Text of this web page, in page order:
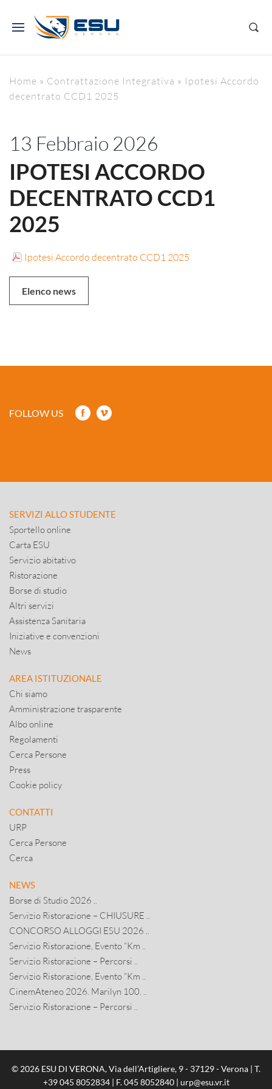
Home » Contrattazione Integrativa » Ipotesi Accordo
decentrato CCD1 2025
13 Febbraio 2026
IPOTESI ACCORDO
DECENTRATO CCD1
2025
Ipotesi Accordo decentrato CCD1 2025
Elenco news
FOLLOW US
SERVIZI ALLO STUDENTE
Sportello online
Carta ESU
Servizio abitativo
Ristorazione
Borse di studio
Altri servizi
Assistenza Sanitaria
Iniziative e convenzioni
News
AREA ISTITUZIONALE
Chi siamo
Amministrazione trasparente
Albo online
Regolamenti
Cerca Persone
Press
Cookie policy
CONTATTI
URP
Cerca Persone
Cerca
NEWS
Borse di Studio 2026 ..
Servizio Ristorazione – CHIUSURE ..
CONCORSO ALLOGGI ESU 2026 ..
Servizio Ristorazione, Evento “Km ..
Servizio Ristorazione – Percorsi ..
Servizio Ristorazione, Evento “Km ..
CinemAteneo 2026. Marilyn 100. ..
Servizio Ristorazione – Percorsi ..
© 2026 ESU DI VERONA, Via dell’Artigliere, 9 - 37129 - Verona | T.
+39 045 8052834| F. 045 8052840 | urp@esu.vr.it